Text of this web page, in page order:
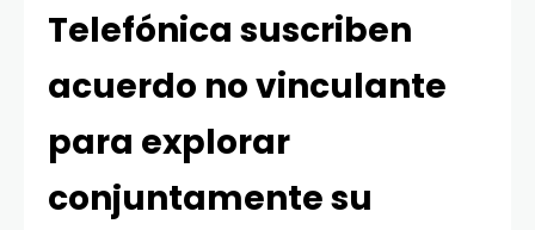
Telefónica suscriben
acuerdo no vinculante
para explorar
conjuntamente su